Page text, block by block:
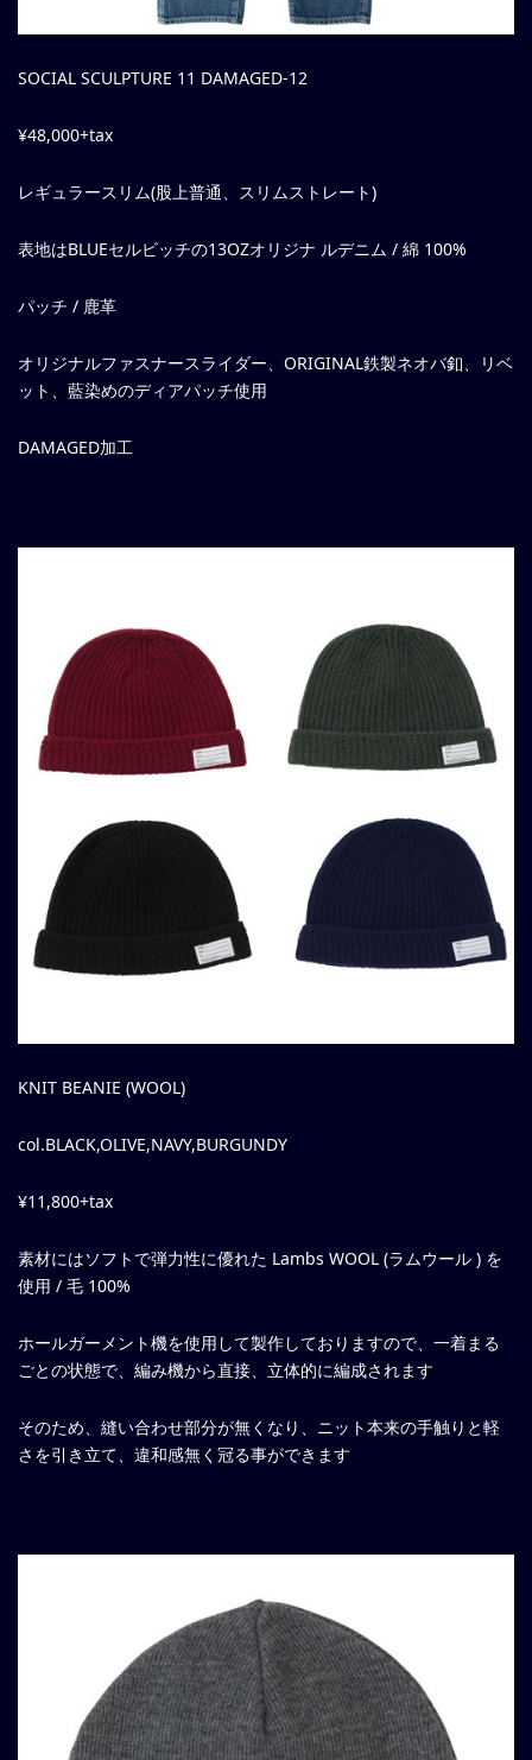
SOCIAL SCULPTURE 11 DAMAGED-12
¥48,000+tax
レギュラースリム(股上普通、スリムストレート)
表地はBLUEセルビッチの13OZオリジナ ルデニム / 綿 100%
パッチ / 鹿革
オリジナルファスナースライダー、ORIGINAL鉄製ネオバ釦、リベ
ット、藍染めのディアパッチ使用
DAMAGED加工
KNIT BEANIE (WOOL)
col.BLACK,OLIVE,NAVY,BURGUNDY
¥11,800+tax
素材にはソフトで弾力性に優れた Lambs WOOL (ラムウール ) を
使用 / 毛 100%
ホールガーメント機を使用して製作しておりますので、一着まる
ごとの状態で、編み機から直接、立体的に編成されます
そのため、縫い合わせ部分が無くなり、ニット本来の手触りと軽
さを引き立て、違和感無く冠る事ができます